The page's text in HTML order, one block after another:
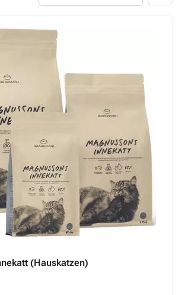
Josera Kattovit
Leonardo
Magnusson
Miamor MjAMjAM
(Hauskatzen)